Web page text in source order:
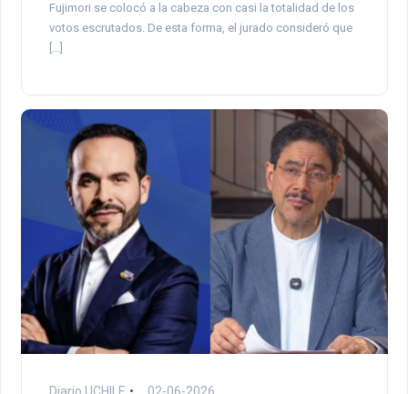
Fujimori se colocó a la cabeza con casi la totalidad de los
votos escrutados. De esta forma, el jurado consideró que
[…]
Diario UCHILE 02-06-2026